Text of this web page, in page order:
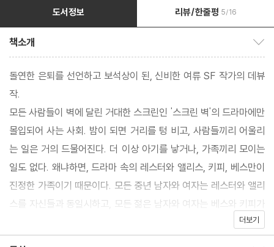
도서정보 리뷰/한줄평 5/16
책소개
돌연한 은퇴를 선언하고 보석상이 된, 신비한 여류 SF 작가의 데뷰
작.
모든 사람들이 벽에 달린 거대한 스크린인 '스크린 벽'의 드라마에만
몰입되어 사는 사회. 밤이 되면 거리를 텅 비고, 사람들끼리 어울리
는 일은 거의 드물어진다. 더 이상 아기를 낳거나, 가족끼리 모이는
일도 없다. 왜냐하면, 드라마 속의 레스터와 앨리스, 키피, 베스만이
진정한 가족이기 때문이다. 모든 중년 남자와 여자는 레스터와 앨리
스를 자신들과 동일시하고, 모든 젊은 남자와 여자는 베스와 키피가
되고 싶어 한다. 이 스크린 벽에 중독된 가족을 가진 아만다는 현재
더보기